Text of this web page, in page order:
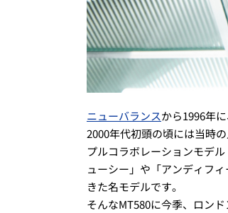
ニューバランスから1996年
2000年代初頭の頃には当時
プルコラボレーションモデ
ューシー」や「アンディフ
きた名モデルです。
そんなMT580に今季、ロン